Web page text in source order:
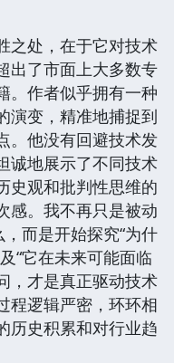
之处，在于它对技术
出了市面上大多数专
。作者似乎拥有一种
演变，精准地捕捉到
。他没有回避技术发
诚地展示了不同技术
史观和批判性思维的
感。我不再只是被动
而是开始探究“为什
“它在未来可能面临
，才是真正驱动技术
程逻辑严密，环环相
历史积累和对行业趋